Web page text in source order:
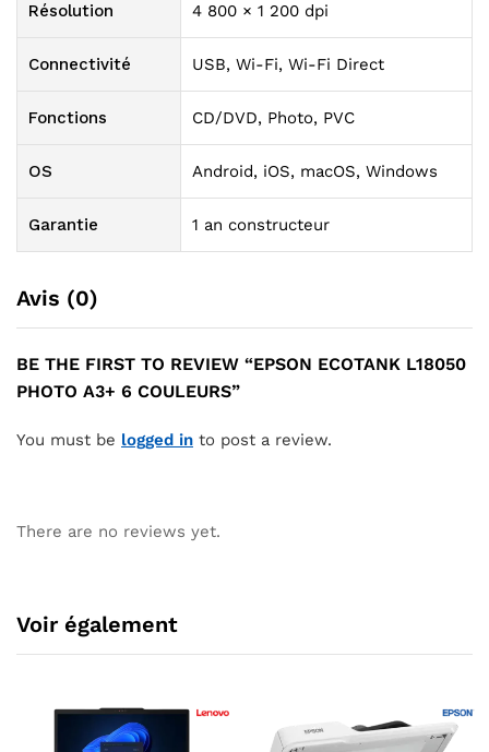
Résolution 4 800 × 1 200 dpi
Connectivité USB, Wi-Fi, Wi-Fi Direct
Fonctions CD/DVD, Photo, PVC
OS Android, iOS, macOS, Windows
Garantie 1 an constructeur
Avis (0)
BE THE FIRST TO REVIEW “EPSON ECOTANK L18050
PHOTO A3+ 6 COULEURS”
You must be logged in to post a review.
There are no reviews yet.
Voir également